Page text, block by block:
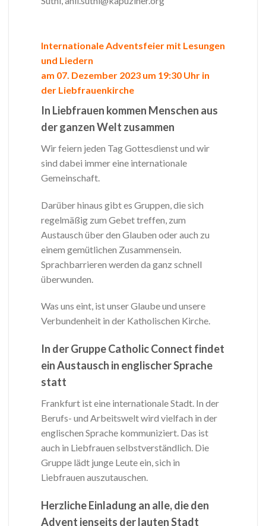
Internationale Adventsfeier mit Lesungen
und Liedern
am 07. Dezember 2023 um 19:30 Uhr in
der Liebfrauenkirche
In Liebfrauen kommen Menschen aus
der ganzen Welt zusammen
Wir feiern jeden Tag Gottesdienst und wir
sind dabei immer eine internationale
Gemeinschaft.
Darüber hinaus gibt es Gruppen, die sich
regelmäßig zum Gebet treffen, zum
Austausch über den Glauben oder auch zu
einem gemütlichen Zusammensein.
Sprachbarrieren werden da ganz schnell
überwunden.
Was uns eint, ist unser Glaube und unsere
Verbundenheit in der Katholischen Kirche.
In der Gruppe Catholic Connect findet
ein Austausch in englischer Sprache
statt
Frankfurt ist eine internationale Stadt. In der
Berufs- und Arbeitswelt wird vielfach in der
englischen Sprache kommuniziert. Das ist
auch in Liebfrauen selbstverständlich. Die
Gruppe lädt junge Leute ein, sich in
Liebfrauen auszutauschen.
Herzliche Einladung an alle, die den
Advent jenseits der lauten Stadt